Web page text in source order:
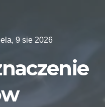
9 sie 2026